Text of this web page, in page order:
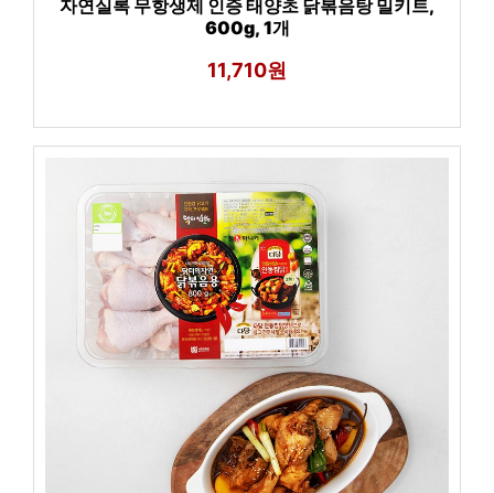
자연실록 무항생제 인증 태양초 닭볶음탕 밀키트,
600g, 1개
11,710원